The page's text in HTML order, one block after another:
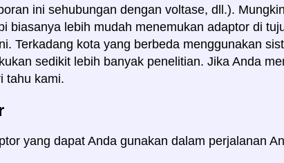
ini sehubungan dengan voltase, dll.).
biasanya lebih mudah menemukan adaptor di
Terkadang kota yang berbeda menggunakan
sedikit lebih banyak penelitian. Jika Anda
tahu kami.
yang dapat Anda gunakan dalam perjalanan